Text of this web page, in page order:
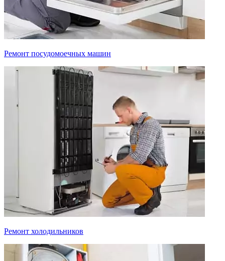
Ремонт посудомоечных машин
Ремонт холодильников